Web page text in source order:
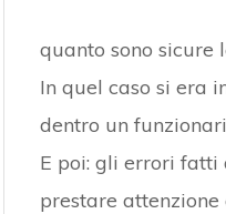
quanto sono sicure
In quel caso si era
dentro un
E poi: gli errori fatti
prestare